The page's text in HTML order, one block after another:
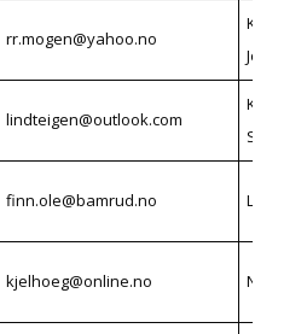
rr.mogen@yahoo.no
lindteigen@outlook.com
Svene
finn.ole@bamrud.no Lier
kjelhoeg@online.no